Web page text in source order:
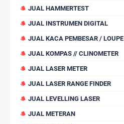
JUAL HAMMERTEST
JUAL INSTRUMEN DIGITAL
JUAL KACA PEMBESAR / LOUPE
JUAL KOMPAS // CLINOMETER
JUAL LASER METER
JUAL LASER RANGE FINDER
JUAL LEVELLING LASER
JUAL METERAN